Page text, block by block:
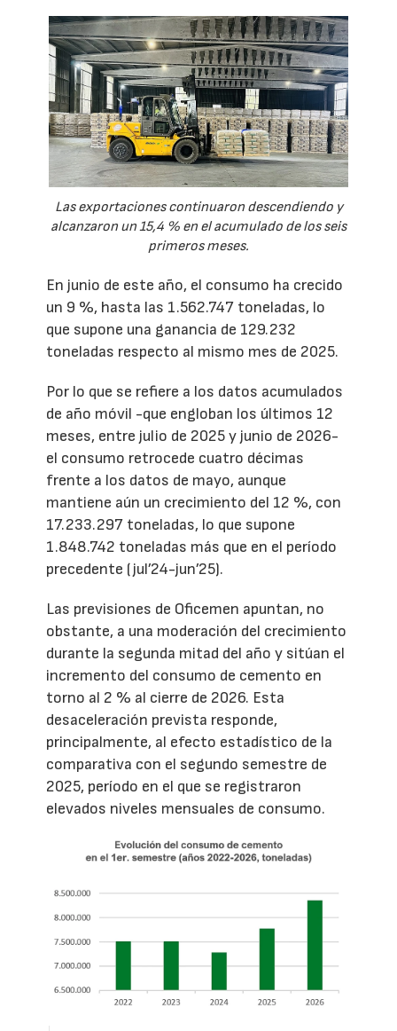
Las exportaciones continuaron descendiendo y
alcanzaron un 15,4 % en el acumulado de los seis
primeros meses.
En junio de este año, el consumo ha crecido
un 9 %, hasta las 1.562.747 toneladas, lo
que supone una ganancia de 129.232
toneladas respecto al mismo mes de 2025.
Por lo que se refiere a los datos acumulados
de año móvil -que engloban los últimos 12
meses, entre julio de 2025 y junio de 2026-
el consumo retrocede cuatro décimas
frente a los datos de mayo, aunque
mantiene aún un crecimiento del 12 %, con
17.233.297 toneladas, lo que supone
1.848.742 toneladas más que en el período
precedente (jul’24-jun’25).
Las previsiones de Oficemen apuntan, no
obstante, a una moderación del crecimiento
durante la segunda mitad del año y sitúan el
incremento del consumo de cemento en
torno al 2 % al cierre de 2026. Esta
desaceleración prevista responde,
principalmente, al efecto estadístico de la
comparativa con el segundo semestre de
2025, período en el que se registraron
elevados niveles mensuales de consumo.